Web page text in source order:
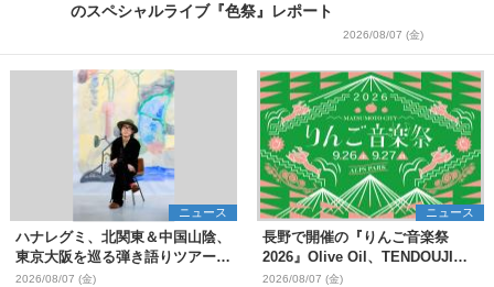
のスペシャルライブ『色祭』レポート
2026/08/07 (金)
ニュース
ハナレグミ、北関東＆中国山陰、
東京大阪を巡る弾き語りツアー10
月より開催決定
2026/08/07 (金)
ニュース
長野で開催の『りんご音楽祭
2026』Olive Oil、TENDOUJIら
第11弾出演アーティスト（16組）
2026/08/07 (金)